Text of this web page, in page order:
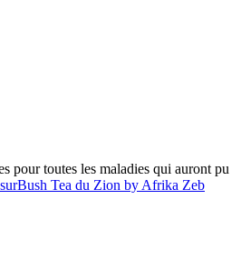
pour toutes les maladies qui auront pu
Tea du Zion by Afrika Zeb